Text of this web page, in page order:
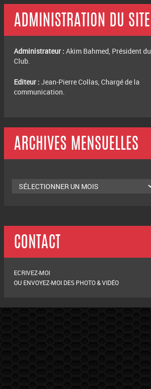
ADMINISTRATION DU SITE
Administrateur : Akim Bahmed, Président du
Club.
Editeur : Jean-Pierre Collas, Chargé de la
communication.
ARCHIVES MENSUELLES
CONTACT
ECRIVEZ-MOI
OU ENVOYEZ-MOI DES PHOTO & VIDÉO